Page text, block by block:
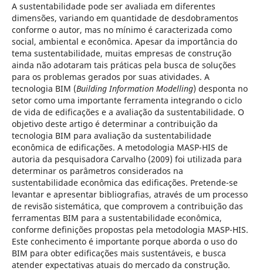
A sustentabilidade pode ser avaliada em diferentes
dimensões, variando em quantidade de desdobramentos
conforme o autor, mas no mínimo é caracterizada como
social, ambiental e econômica. Apesar da importância do
tema sustentabilidade, muitas empresas de construção
ainda não adotaram tais práticas pela busca de soluções
para os problemas gerados por suas atividades. A
tecnologia BIM (Building Information Modelling) desponta no
setor como uma importante ferramenta integrando o ciclo
de vida de edificações e a avaliação da sustentabilidade. O
objetivo deste artigo é determinar a contribuição da
tecnologia BIM para avaliação da sustentabilidade
econômica de edificações. A metodologia MASP-HIS de
autoria da pesquisadora Carvalho (2009) foi utilizada para
determinar os parâmetros considerados na
sustentabilidade econômica das edificações. Pretende-se
levantar e apresentar bibliografias, através de um processo
de revisão sistemática, que comprovem a contribuição das
ferramentas BIM para a sustentabilidade econômica,
conforme definições propostas pela metodologia MASP-HIS.
Este conhecimento é importante porque aborda o uso do
BIM para obter edificações mais sustentáveis, e busca
atender expectativas atuais do mercado da construção.